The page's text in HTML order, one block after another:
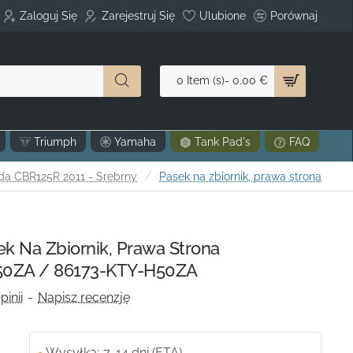
Zaloguj Się Zarejestruj Się Ulubione Porównaj
0 Item (s)- 0.00 €
Triumph Yamaha Tank Pad's FAQ
CBR125R 2011 - Srebrny Pasek na zbiornik, prawa strona
Na Zbiornik, Prawa Strona
/ 86173-KTY-H50ZA
- Napisz recenzję